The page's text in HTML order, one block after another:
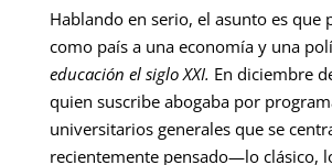
Hablando en serio, el asunto es que
como país a una economía y una
educación el siglo XXI. En diciembre
quien suscribe abogaba por
universitarios generales que se
recientemente pensado—lo clásico,